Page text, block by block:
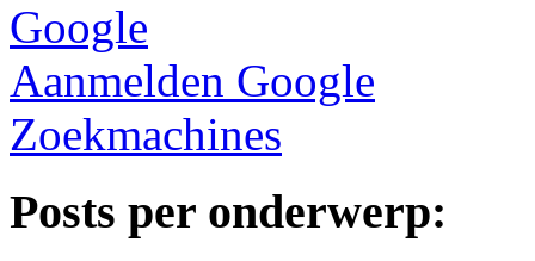
Google
Aanmelden Google
Zoekmachines
Posts per onderwerp: